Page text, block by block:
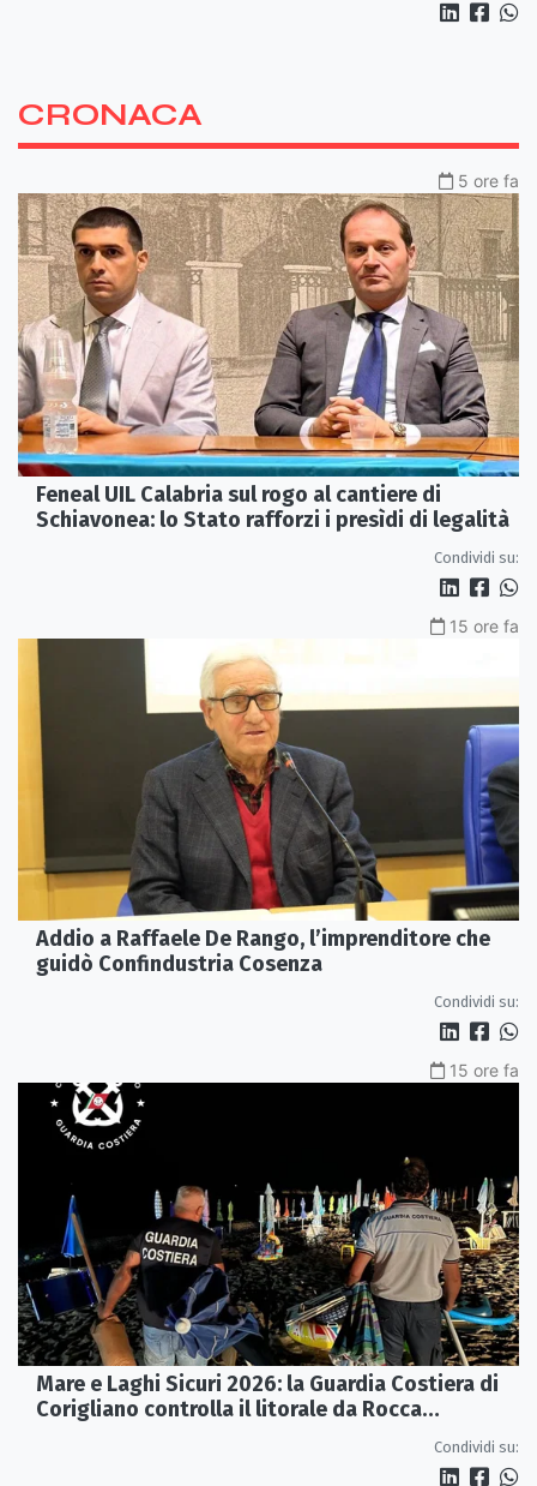
CRONACA
5 ore fa
Feneal UIL Calabria sul rogo al cantiere di
Schiavonea: lo Stato rafforzi i presìdi di legalità
Condividi su:
15 ore fa
Addio a Raffaele De Rango, l’imprenditore che
guidò Confindustria Cosenza
Condividi su:
15 ore fa
Mare e Laghi Sicuri 2026: la Guardia Costiera di
Corigliano controlla il litorale da Rocca
Condividi su: